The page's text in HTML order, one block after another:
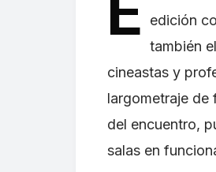
edición
también
cineastas y
largometraje de
del encuentro,
salas en